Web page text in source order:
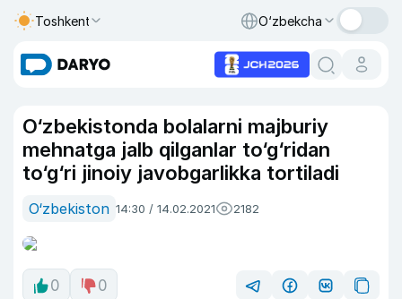
Toshkent O‘zbekcha
O‘zbekistonda bolalarni majburiy
mehnatga jalb qilganlar to‘g‘ridan
to‘g‘ri jinoiy javobgarlikka tortiladi
O‘zbekiston 14:30 / 14.02.2021 2182
0 0